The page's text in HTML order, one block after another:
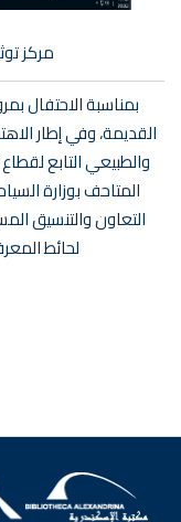
مركز
بمناسبة الاحتفال
القديمة، وفي إطار
والطبيعي التابع
المتاحف بوزارة
التعاون والتنسيق
لحائط